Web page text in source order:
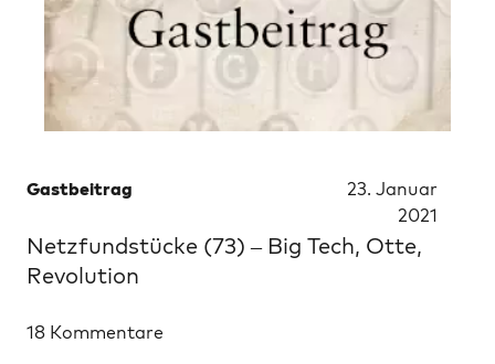
Gastbeitrag
23. Januar
2021
Netzfundstücke (73) – Big Tech, Otte,
Revolution
18 Kommentare